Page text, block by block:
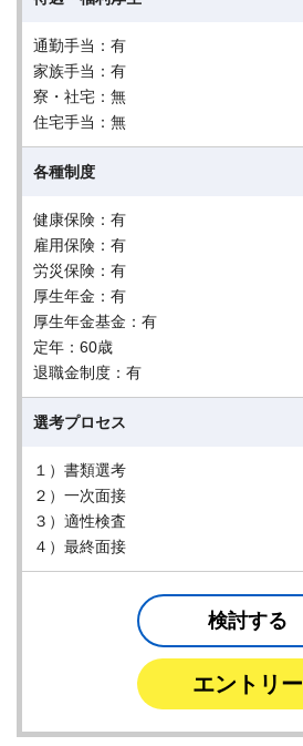
通勤手当：有
家族手当：有
寮・社宅：無
住宅手当：無
各種制度
健康保険：有
雇用保険：有
労災保険：有
厚生年金：有
厚生年金基金：有
定年：60歳
退職金制度：有
選考プロセス
１）書類選考
２）一次面接
３）適性検査
４）最終面接
検討する
エントリー